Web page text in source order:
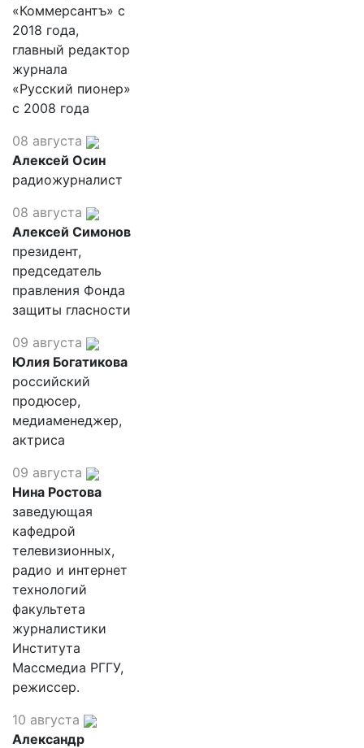
«Коммерсантъ» с
2018 года,
главный редактор
журнала
«Русский пионер»
с 2008 года
08 августа
Алексей Осин
радиожурналист
08 августа
Алексей Симонов
президент,
председатель
правления Фонда
защиты гласности
09 августа
Юлия Богатикова
российский
продюсер,
медиаменеджер,
актриса
09 августа
Нина Ростова
заведующая
кафедрой
телевизионных,
радио и интернет
технологий
факультета
журналистики
Института
Массмедиа РГГУ,
режиссер.
10 августа
Александр